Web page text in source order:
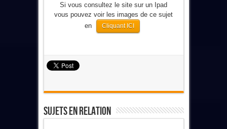
Si vous consultez le site sur un Ipad
vous pouvez voir les images de ce sujet
en
Cliquant ICI
Sujets En Relation